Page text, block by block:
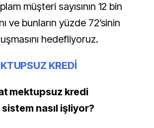
müşteri sayısının 12 bin
ve bunların yüzde 72’sinin
hedefliyoruz.
KREDİ
mektupsuz kredi
nasıl işliyor?